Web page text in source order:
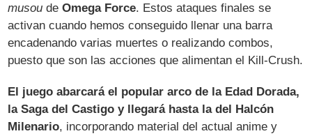
musou deOmega Force. Estos ataques finales se
activan cuando hemos conseguido llenar una barra
encadenando varias muertes o realizando combos,
puesto que son las acciones que alimentan el Kill-Crush.
El juego abarcará el popular arco de la Edad Dorada,
la Saga del Castigo y llegará hasta la del Halcón
Milenario, incorporando material del actual anime y